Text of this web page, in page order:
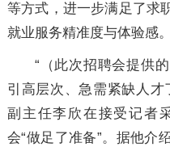
等方式，进一步满足了求
就业服务精准度与体验感。
“（此次招聘会提供
引高层次、急需紧缺人才
副主任李欣在接受记者
会“做足了准备”。据他介